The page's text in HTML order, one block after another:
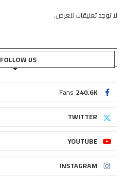
لا توجد تعليقات للعرض.
FOLLOW US
240.6K
Fans
TWITTER
YOUTUBE
INSTAGRAM